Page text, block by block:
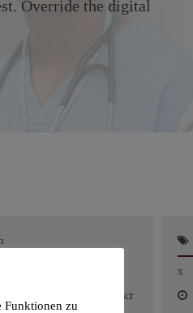
Override the digital
by adm_raentscr
x
Funktionen zu